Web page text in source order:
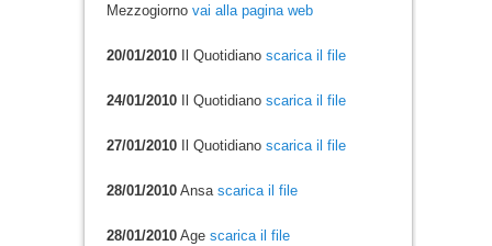
Mezzogiorno vai alla pagina web
20/01/2010Il Quotidiano scarica il file
24/01/2010Il Quotidiano scarica il file
27/01/2010 Il Quotidiano scarica il file
28/01/2010Ansa scarica il file
28/01/2010Age scarica il file